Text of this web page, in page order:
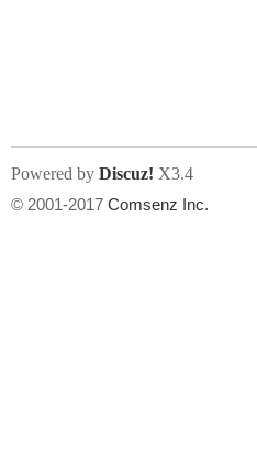
Powered by Discuz! X3.4
© 2001-2017 Comsenz Inc.